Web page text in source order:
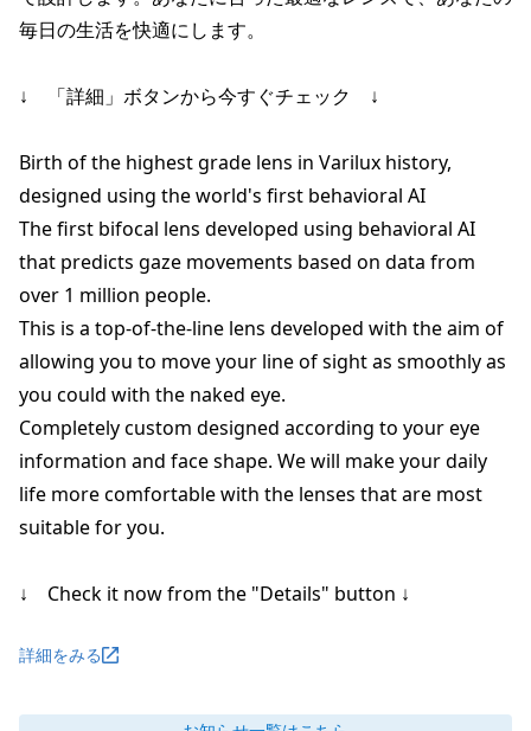
毎日の生活を快適にします。​
↓　「詳細」ボタンから今すぐチェック　↓
Birth of the highest grade lens in Varilux history,
designed using the world's first behavioral AI
The first bifocal lens developed using behavioral AI
that predicts gaze movements based on data from
over 1 million people.
This is a top-of-the-line lens developed with the aim of
allowing you to move your line of sight as smoothly as
you could with the naked eye.
​Completely custom designed according to your eye
information and face shape. We will make your daily
life more comfortable with the lenses that are most
suitable for you.​
↓　Check it now from the "Details" button ↓
詳細をみる